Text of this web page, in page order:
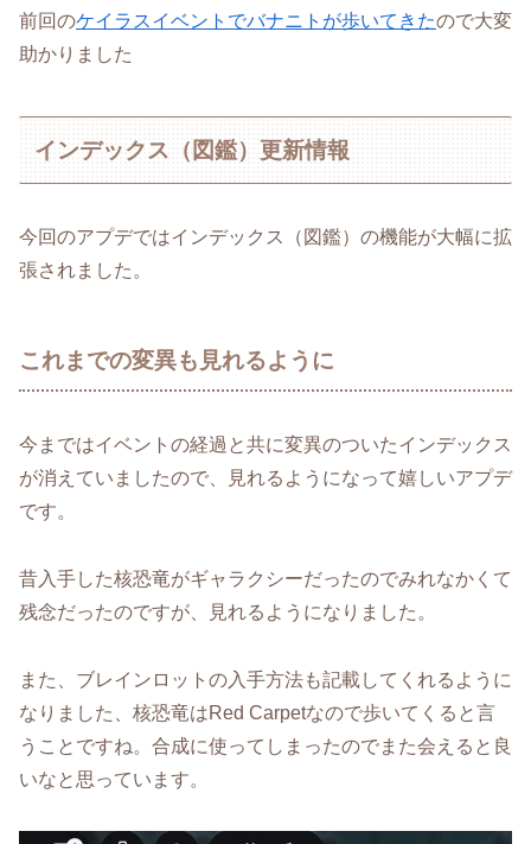
前回のケイラスイベントでバナニトが歩いてきたので大変
助かりました
インデックス（図鑑）更新情報
今回のアプデではインデックス（図鑑）の機能が大幅に拡
張されました。
これまでの変異も見れるように
今まではイベントの経過と共に変異のついたインデックス
が消えていましたので、見れるようになって嬉しいアプデ
です。
昔入手した核恐竜がギャラクシーだったのでみれなかくて
残念だったのですが、見れるようになりました。
また、ブレインロットの入手方法も記載してくれるように
なりました、核恐竜はRed Carpetなので歩いてくると言
うことですね。合成に使ってしまったのでまた会えると良
いなと思っています。